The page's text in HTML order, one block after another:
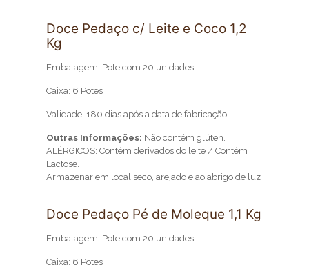
Doce Pedaço c/ Leite e Coco 1,2
Kg
Embalagem: Pote com 20 unidades
Caixa: 6 Potes
Validade: 180 dias após a data de fabricação
Outras Informações: Não contém glúten.
ALÉRGICOS: Contém derivados do leite / Contém
Lactose.
Armazenar em local seco, arejado e ao abrigo de luz
Doce Pedaço Pé de Moleque 1,1 Kg
Embalagem: Pote com 20 unidades
Caixa: 6 Potes